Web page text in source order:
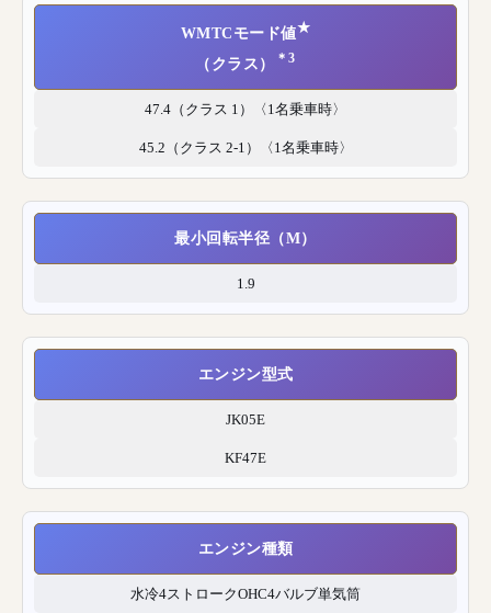
WMTCモード値★
（クラス） ＊3
47.4（クラス 1）〈1名乗車時〉
45.2（クラス 2-1）〈1名乗車時〉
最小回転半径（M）
1.9
エンジン型式
JK05E
KF47E
エンジン種類
水冷4ストロークOHC4バルブ単気筒